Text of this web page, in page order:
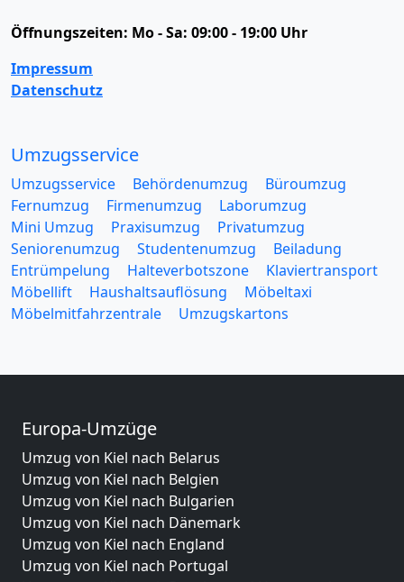
Öffnungszeiten: Mo - Sa: 09:00 - 19:00 Uhr
Impressum
Datenschutz
Umzugsservice
Umzugsservice Behördenumzug
Büroumzug
Fernumzug
Firmenumzug
Laborumzug
Mini Umzug
Praxisumzug
Privatumzug
Seniorenumzug
Studentenumzug
Beiladung
Entrümpelung
Halteverbotszone
Klaviertransport
Möbellift
Haushaltsauflösung
Möbeltaxi
Möbelmitfahrzentrale
Umzugskartons
Europa-Umzüge
Umzug von Kiel nach Belarus
Umzug von Kiel nach Belgien
Umzug von Kiel nach Bulgarien
Umzug von Kiel nach Dänemark
Umzug von Kiel nach England
Umzug von Kiel nach Portugal